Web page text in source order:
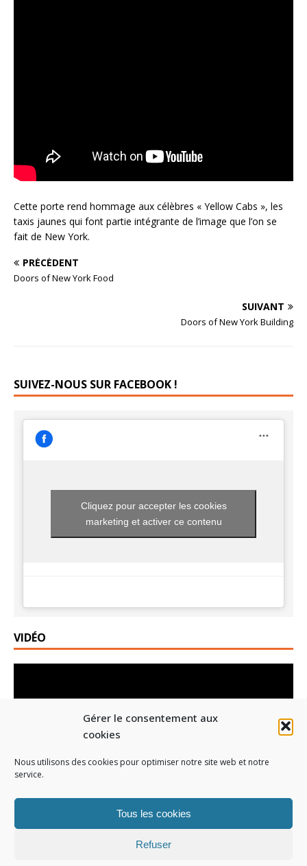
Gérer le consentement aux
cookies
Nous utilisons des cookies pour optimiser notre site web et notre
service.
Tous les cookies
Refuser
Cette porte rend hommage aux célèbres « Yellow Cabs », les
taxis jaunes qui font partie intégrante de l’image que l’on se
fait de New York.
PRÉCÉDENT
Doors of New York Food
SUIVANT
Doors of New York Building
SUIVEZ-NOUS SUR FACEBOOK !
Cliquez pour accepter les cookies
marketing et activer ce contenu
VIDÉO